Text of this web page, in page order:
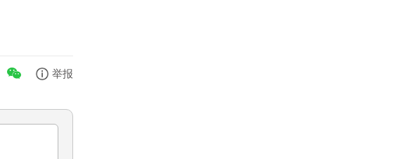
举报